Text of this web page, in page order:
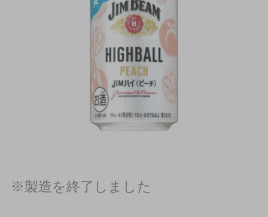
※製造を終了しました